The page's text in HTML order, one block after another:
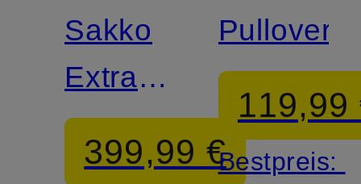
Sakko
Extra
Slim Fit
399,99 €
Pullover
119,99
Bestpreis: